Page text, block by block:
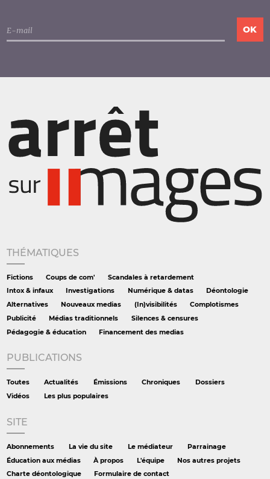
THÉMATIQUES
Fictions Coups de com'
Scandales à retardement
Intox & infaux
Investigations Numérique & datas
Déontologie
Alternatives
Nouveaux medias (In)visibilités
Complotismes
Publicité
Médias traditionnels
Silences & censures
Pédagogie & éducation
Financement des medias
PUBLICATIONS
Toutes Actualités Émissions Chroniques
Dossiers
Vidéos
Les plus populaires
SITE
Abonnements La vie du site Le médiateur
Parrainage
Éducation aux médias
À propos L'équipe
Nos autres projets
Charte déontologique
Formulaire de contact